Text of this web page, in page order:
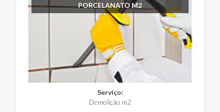
PORCELANATO M2
Serviço:
Demolição m2